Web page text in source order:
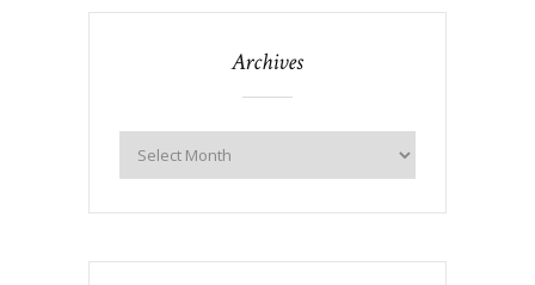
Archives